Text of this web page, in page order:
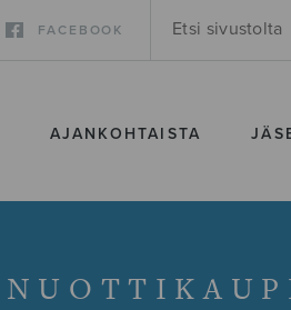
FACEBOOK
AJANKOHTAISTA